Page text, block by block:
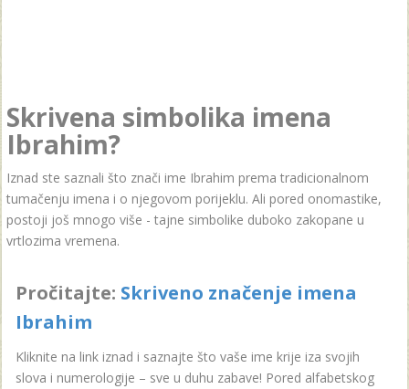
Skrivena simbolika imena
Ibrahim?
Iznad ste saznali što znači ime Ibrahim prema tradicionalnom
tumačenju imena i o njegovom porijeklu. Ali pored onomastike,
postoji još mnogo više - tajne simbolike duboko zakopane u
vrtlozima vremena.
Pročitajte: Skriveno značenje imena
Ibrahim
Kliknite na link iznad i saznajte što vaše ime krije iza svojih
slova i numerologije – sve u duhu zabave! Pored alfabetskog